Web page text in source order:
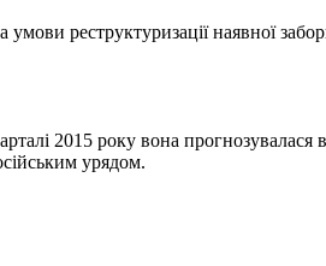
реструктуризації наявної
2015 року вона прогнозувалася в
урядом.